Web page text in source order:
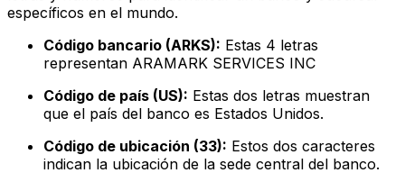
específicos en el mundo.
Código bancario (ARKS): Estas 4 letras
representan ARAMARK SERVICES INC
Código de país (US): Estas dos letras muestran
que el país del banco es Estados Unidos.
Código de ubicación (33): Estos dos caracteres
indican la ubicación de la sede central del banco.